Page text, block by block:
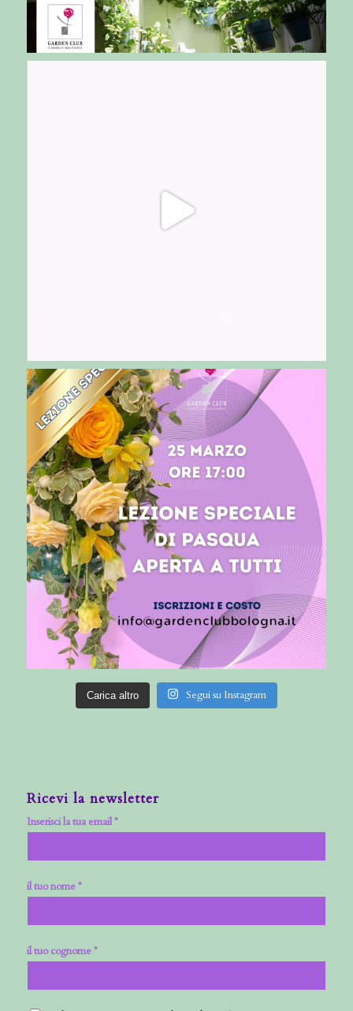
Carica altro Segui su Instagram
Ricevi la newsletter
Inserisci la tua email *
il tuo nome *
il tuo cognome *